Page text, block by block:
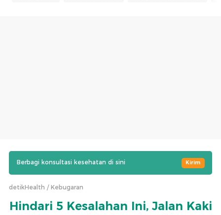
Berbagi konsultasi kesehatan di sini Kirim
detikHealth Kebugaran
Hindari 5 Kesalahan Ini, Jalan Kaki